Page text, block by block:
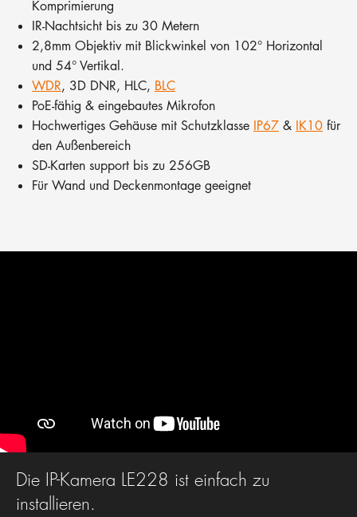
Komprimierung
IR-Nachtsicht bis zu 30 Metern
2,8mm Objektiv mit Blickwinkel von 102° Horizontal
und 54° Vertikal.
WDR, 3D DNR, HLC, BLC
PoE-fähig & eingebautes Mikrofon
Hochwertiges Gehäuse mit Schutzklasse IP67 & IK10 für
den Außenbereich
SD-Karten support bis zu 256GB
Für Wand und Deckenmontage geeignet
Die IP-Kamera LE228 ist einfach zu
installieren.